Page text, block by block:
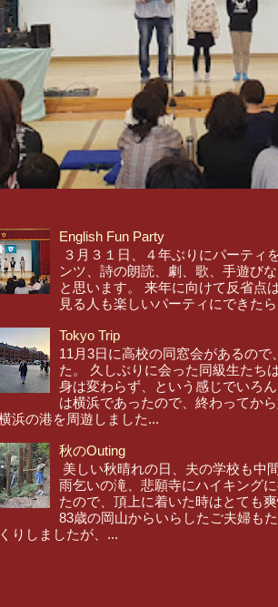
English Fun Party
３月３１日、４年ぶりにパーティ
ンツ、詩の朗読、劇、歌、手遊び
と思います。 来年に向けて反省点
見る人も楽しいパーティにできた
Tokyo Trip
11月3日に高校の同窓会があるの
た。 久しぶりに会った同級生たち
身は変わらず、という感じでいろ
は横浜であったので、終わってか
浜の港を周遊しました...
秋のOuting
美しい秋晴れの日、夫の学校も中
雨乞いの滝、悲願寺にハイキング
たので、頂上に着いた時はとても
83歳の岡山からいらしたご夫婦も
りしましたが、...